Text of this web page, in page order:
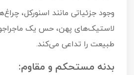
وجود جزئیاتی مانند اسنورکل،
لاستیک‌های پهن، حس یک
طبیعت را تداعی می‌کند.
بدنه مستحکم و مقاوم: